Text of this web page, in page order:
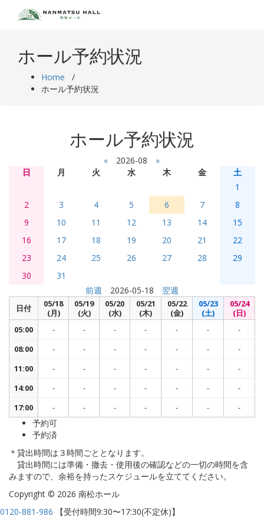
ホール予約状況
Home /
ホール予約状況
ホール予約状況
« 2026-08
»
日
月 火 水 木 金
土
1
2
3 4 5 6 7
8
9
10 11 12 13 14
15
16
17 18 19 20 21
22
23
24 25 26 27 28
29
30
31
前週
2026-05-18 翌週
日付
05/18
(月)
05/19
(火)
05/20
(水)
05/21
(木)
05/22
(金)
05/23
(土)
05/24
(日)
05:00
- - - - - -
-
08:00
- - - - - -
-
11:00
- - - - - -
-
14:00
- - - - - -
-
17:00
- - - - - - -
予約可
予約済
＊貸出時間は３時間ごととなります。
貸出時間には準備・撤去・使用後の確認などの一切の時間を含
みますので、余裕を持ったスケジュールを立ててください。
Copyright © 2026 南松ホール
0120-881-986
【受付時間9:30〜17:30(不定休)】